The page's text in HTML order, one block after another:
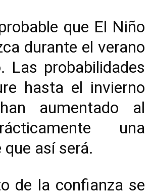
que El Niño
durante el verano
Las probabilidades
hasta el invierno
aumentado al
una
así será.
de la confianza se